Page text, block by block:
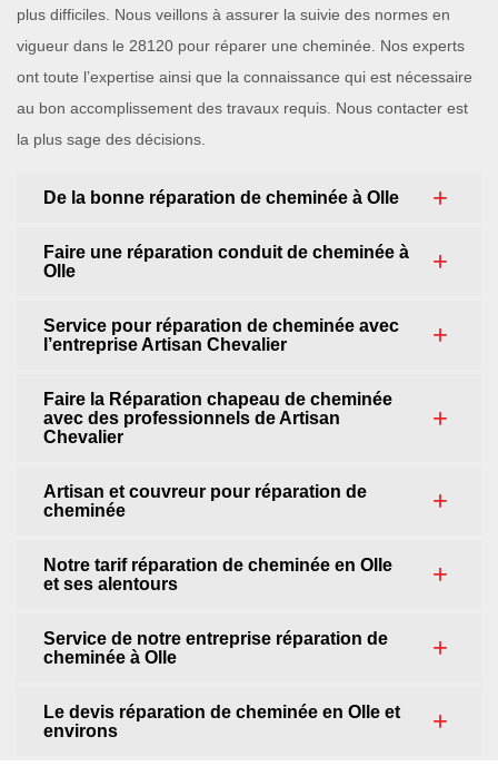
plus difficiles. Nous veillons à assurer la suivie des normes en
vigueur dans le 28120 pour réparer une cheminée. Nos experts
ont toute l’expertise ainsi que la connaissance qui est nécessaire
au bon accomplissement des travaux requis. Nous contacter est
la plus sage des décisions.
De la bonne réparation de cheminée à Olle
Faire une réparation conduit de cheminée à
Olle
Service pour réparation de cheminée avec
l’entreprise Artisan Chevalier
Faire la Réparation chapeau de cheminée
avec des professionnels de Artisan
Chevalier
Artisan et couvreur pour réparation de
cheminée
Notre tarif réparation de cheminée en Olle
et ses alentours
Service de notre entreprise réparation de
cheminée à Olle
Le devis réparation de cheminée en Olle et
environs